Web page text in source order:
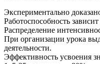
Экспериментально
Работоспособность
Распределение
При организации урока
деятельности.
Эффективность усвоения